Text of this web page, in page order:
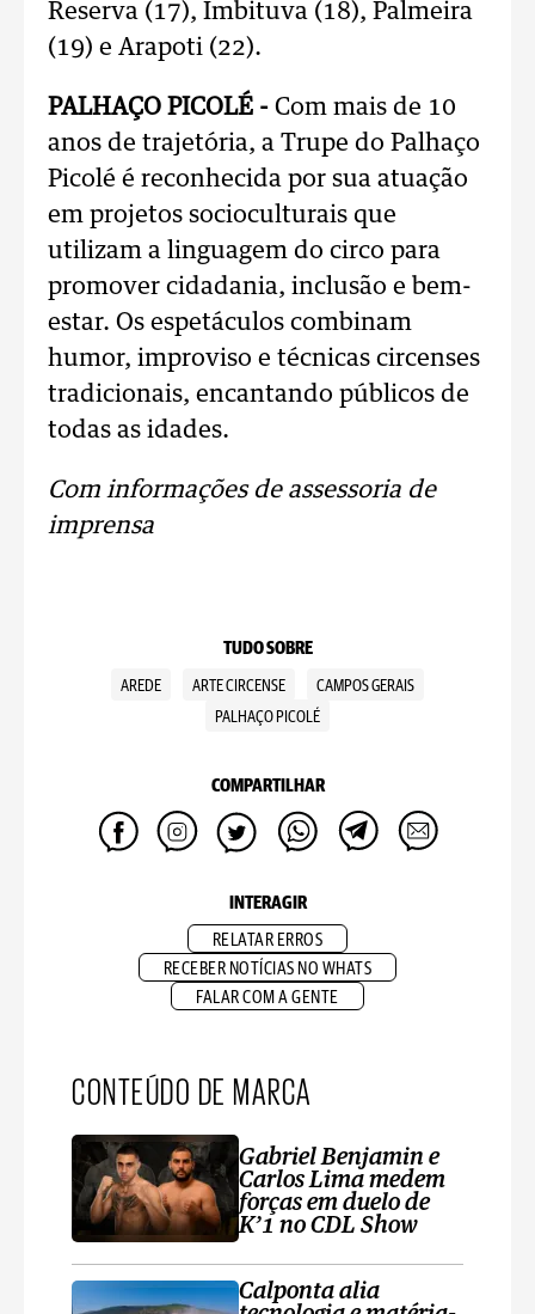
Reserva (17), Imbituva (18), Palmeira
(19) e Arapoti (22).
PALHAÇO PICOLÉ - Com mais de 10
anos de trajetória, a Trupe do Palhaço
Picolé é reconhecida por sua atuação
em projetos socioculturais que
utilizam a linguagem do circo para
promover cidadania, inclusão e bem-
estar. Os espetáculos combinam
humor, improviso e técnicas circenses
tradicionais, encantando públicos de
todas as idades.
Com informações de assessoria de
imprensa
TUDO SOBRE
AREDE ARTE CIRCENSE
CAMPOS GERAIS
PALHAÇO PICOLÉ
COMPARTILHAR
INTERAGIR
RELATAR ERROS
RECEBER NOTÍCIAS NO WHATS
FALAR COM A GENTE
CONTEÚDO DE MARCA
Gabriel Benjamin e
Carlos Lima medem
forças em duelo de
K’1 no CDL Show
Calponta alia